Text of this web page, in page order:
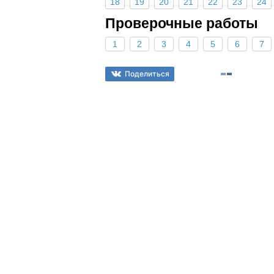
Проверочные работы
1 2 3 4 5 6 7
Поделиться